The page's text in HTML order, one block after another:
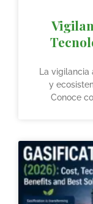
La vigilancia
y
Conoce